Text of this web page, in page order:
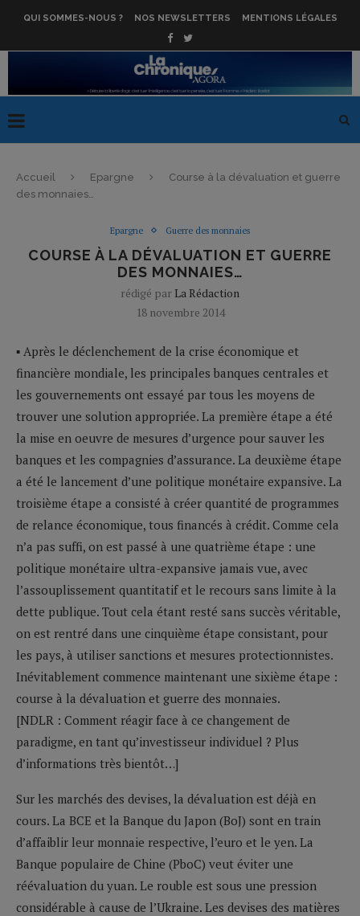
QUI SOMMES-NOUS ? NOS NEWSLETTERS MENTIONS LÉGALES
Accueil Epargne
Course à la dévaluation et guerre
des monnaies…
Epargne Guerre des monnaies
COURSE À LA DÉVALUATION ET GUERRE
DES MONNAIES…
rédigé par La Rédaction
18 novembre 2014
▪ Après le déclenchement de la crise économique et
financière mondiale, les principales banques centrales et
les gouvernements ont essayé par tous les moyens de
trouver une solution appropriée. La première étape a été
la mise en oeuvre de mesures d’urgence pour sauver les
banques et les compagnies d’assurance. La deuxième étape
a été le lancement d’une politique monétaire expansive. La
troisième étape a consisté à créer quantité de programmes
de relance économique, tous financés à crédit. Comme cela
n’a pas suffi, on est passé à une quatrième étape : une
politique monétaire ultra-expansive jamais vue, avec
l’assouplissement quantitatif et le recours sans limite à la
dette publique. Tout cela étant resté sans succès véritable,
on est rentré dans une cinquième étape consistant, pour
les pays, à utiliser sanctions et mesures protectionnistes.
Inévitablement commence maintenant une sixième étape :
course à la dévaluation et guerre des monnaies.
[NDLR : Comment réagir face à ce changement de
paradigme, en tant qu’investisseur individuel ? Plus
d’informations très bientôt…]
Sur les marchés des devises, la dévaluation est déjà en
cours. La BCE et la Banque du Japon (BoJ) sont en train
d’affaiblir leur monnaie respective, l’euro et le yen. La
Banque populaire de Chine (PboC) veut éviter une
réévaluation du yuan. Le rouble est sous une pression
considérable à cause de l’Ukraine. Les devises des matières